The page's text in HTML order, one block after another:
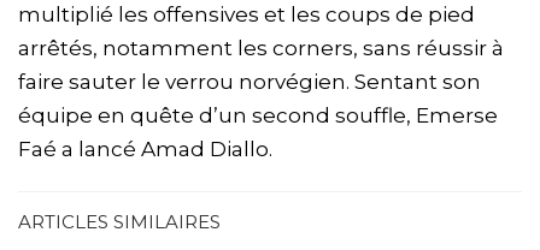
multiplié les offensives et les coups de pied
arrêtés, notamment les corners, sans réussir à
faire sauter le verrou norvégien. Sentant son
équipe en quête d’un second souffle, Emerse
Faé a lancé Amad Diallo.
ARTICLES SIMILAIRES